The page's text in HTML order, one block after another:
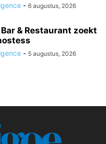
- 6 augustus, 2026
& Restaurant zoekt
- 5 augustus, 2026